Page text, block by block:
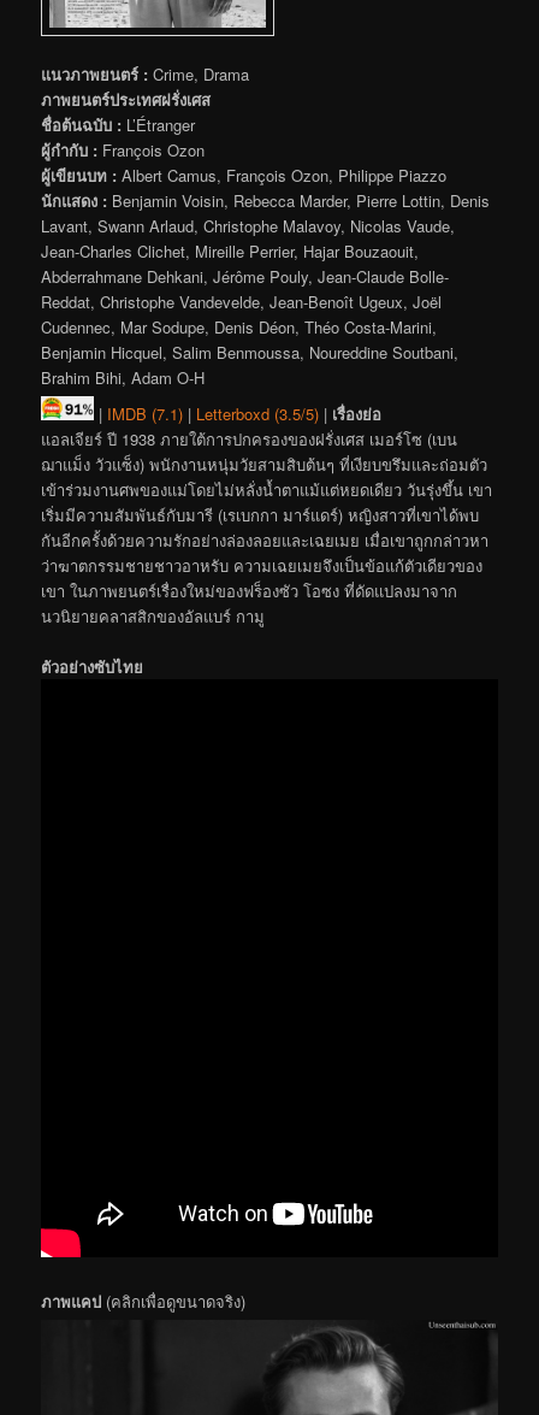
แนวภาพยนตร์ : Crime, Drama
ภาพยนตร์ประเทศฝรั่งเศส
ชื่อต้นฉบับ : L’Étranger
ผู้กำกับ : François Ozon
ผู้เขียนบท : Albert Camus, François Ozon, Philippe Piazzo
นักแสดง : Benjamin Voisin, Rebecca Marder, Pierre Lottin, Denis
Lavant, Swann Arlaud, Christophe Malavoy, Nicolas Vaude,
Jean-Charles Clichet, Mireille Perrier, Hajar Bouzaouit,
Abderrahmane Dehkani, Jérôme Pouly, Jean-Claude Bolle-
Reddat, Christophe Vandevelde, Jean-Benoît Ugeux, Joël
Cudennec, Mar Sodupe, Denis Déon, Théo Costa-Marini,
Benjamin Hicquel, Salim Benmoussa, Noureddine Soutbani,
Brahim Bihi, Adam O-H
| IMDB (7.1) | Letterboxd (3.5/5) | เรื่องย่อ
แอลเจียร์ ปี 1938 ภายใต้การปกครองของฝรั่งเศส เมอร์โซ (เบน
ฌาแม็ง วัวแซ็ง) พนักงานหนุ่มวัยสามสิบต้นๆ ที่เงียบขรึมและถ่อมตัว
เข้าร่วมงานศพของแม่โดยไม่หลั่งน้ำตาแม้แต่หยดเดียว วันรุ่งขึ้น เขา
เริ่มมีความสัมพันธ์กับมารี (เรเบกกา มาร์แดร์) หญิงสาวที่เขาได้พบ
กันอีกครั้งด้วยความรักอย่างล่องลอยและเฉยเมย เมื่อเขาถูกกล่าวหา
ว่าฆาตกรรมชายชาวอาหรับ ความเฉยเมยจึงเป็นข้อแก้ตัวเดียวของ
เขา ในภาพยนตร์เรื่องใหม่ของฟร็องซัว โอซง ที่ดัดแปลงมาจาก
นวนิยายคลาสสิกของอัลแบร์ กามู
ตัวอย่างซับไทย
ภาพแคป (คลิกเพื่อดูขนาดจริง)